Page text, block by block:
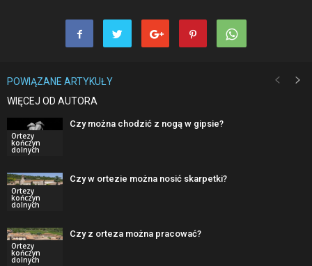
POWIĄZANE ARTYKUŁY
WIĘCEJ OD AUTORA
Ortezy
kończyn
dolnych
Czy można chodzić z nogą w gipsie?
Ortezy
kończyn
dolnych
Czy w ortezie można nosić skarpetki?
Ortezy
kończyn
dolnych
Czy z orteza można pracować?